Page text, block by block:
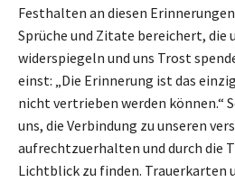
Festhalten an diesen
Sprüche und Zitate bereichert, die
widerspiegeln und uns Trost
einst: „Die Erinnerung ist das
nicht vertrieben werden können.“
uns, die Verbindung zu unseren
aufrechtzuerhalten und durch die
Lichtblick zu finden. Trauerkarten